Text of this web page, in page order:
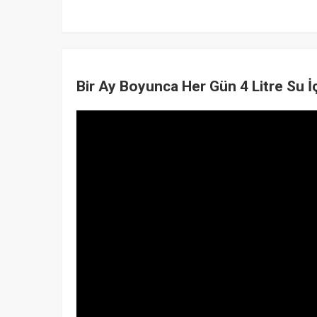
Bir Ay Boyunca Her Gün 4 Litre Su